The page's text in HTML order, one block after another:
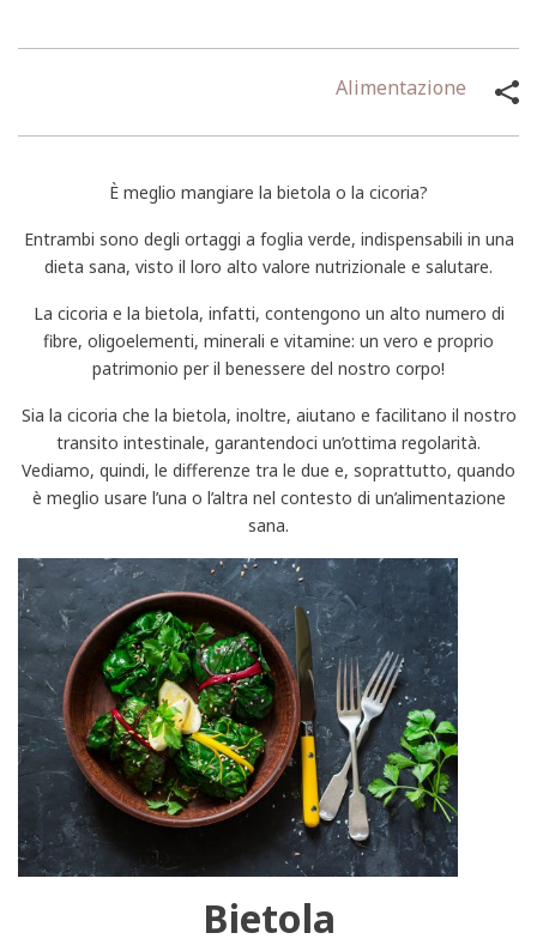
Alimentazione
È meglio mangiare la bietola o la cicoria?
Entrambi sono degli ortaggi a foglia verde, indispensabili in una
dieta sana, visto il loro alto valore nutrizionale e salutare.
La cicoria e la bietola, infatti, contengono un alto numero di
fibre, oligoelementi, minerali e vitamine: un vero e proprio
patrimonio per il benessere del nostro corpo!
Sia la cicoria che la bietola, inoltre, aiutano e facilitano il nostro
transito intestinale, garantendoci un’ottima regolarità.
Vediamo, quindi, le differenze tra le due e, soprattutto, quando
è meglio usare l’una o l’altra nel contesto di un’alimentazione
sana.
Bietola